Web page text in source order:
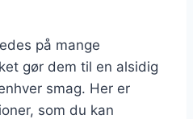
på mange
gør dem til en alsidig
smag. Her er
som du kan